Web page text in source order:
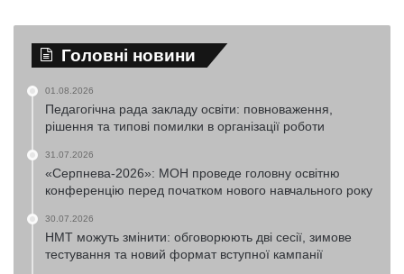
Головні новини
01.08.2026
Педагогічна рада закладу освіти: повноваження,
рішення та типові помилки в організації роботи
31.07.2026
«Серпнева-2026»: МОН проведе головну освітню
конференцію перед початком нового навчального року
30.07.2026
НМТ можуть змінити: обговорюють дві сесії, зимове
тестування та новий формат вступної кампанії